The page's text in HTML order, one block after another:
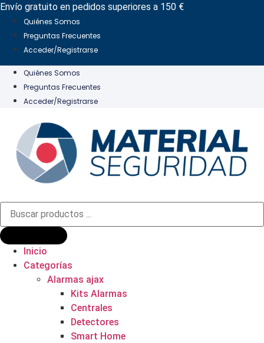
Ir
contenido
Envío gratuito en pedidos superiores a 150 €
Quiénes Somos
Preguntas Frecuentes
Acceder/Registrarse
Quiénes Somos
Preguntas Frecuentes
Acceder/Registrarse
Búsqueda
productos
Inicio
Categorías
Alarmas ajax
Kits Alarmas
Centrales
Detectores
Smart Home